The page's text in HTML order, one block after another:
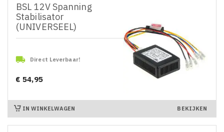
BSL 12V Spanning
Stabilisator
(UNIVERSEEL)
 Direct Leverbaar!
Prijs
€ 54,95
IN WINKELWAGEN BEKIJKEN